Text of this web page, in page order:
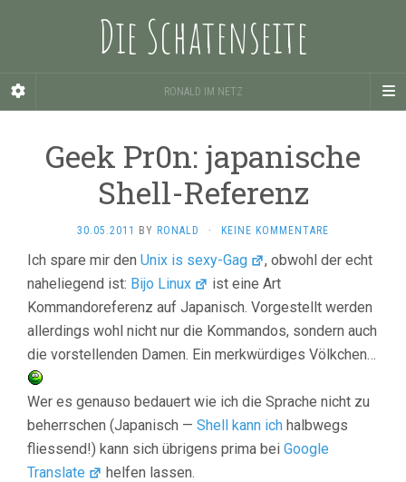
Die Schatenseite
RONALD IM NETZ
Geek Pr0n: japanische
Shell-Referenz
30.05.2011 BY RONALD · KEINE KOMMENTARE
Ich spare mir den Unix is sexy-Gag
, obwohl der echt
naheliegend ist: Bijo Linux
ist eine Art
Kommandoreferenz auf Japanisch. Vorgestellt werden
allerdings wohl nicht nur die Kommandos, sondern auch
die vorstellenden Damen. Ein merkwürdiges Völkchen…
Wer es genauso bedauert wie ich die Sprache nicht zu
beherrschen (Japanisch — Shell kann ich halbwegs
fliessend!) kann sich übrigens prima bei Google
Translate
helfen lassen.